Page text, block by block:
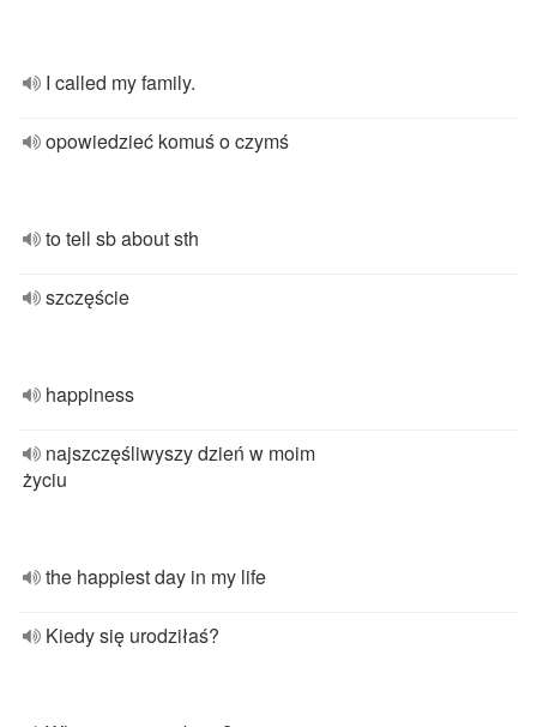
I called my family.
opowiedzieć komuś o czymś
to tell sb about sth
szczęście
happiness
najszczęśliwyszy dzień w moim
życiu
the happiest day in my life
Kiedy się urodziłaś?